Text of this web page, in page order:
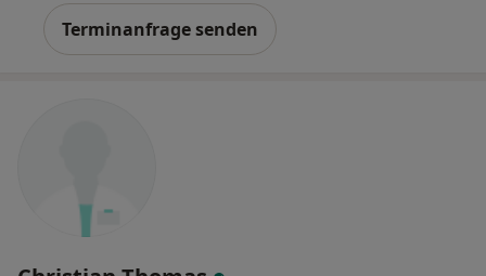
Terminanfrage senden